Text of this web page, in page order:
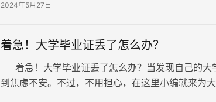
书来解决这一问题。
2024年5月27日
着急！大学毕业证丢了怎么办？
着急！大学毕业证丢了怎么办？当发现自己的大
到焦虑不安。不过，不用担心，在这里小编就来为